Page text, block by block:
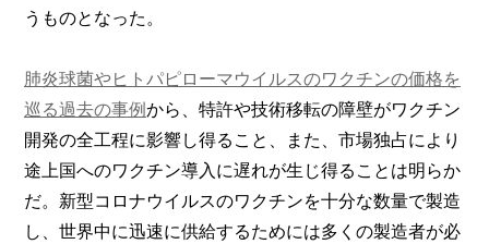
うものとなった。
肺炎球菌やヒトパピローマウイルスのワクチンの価格を
巡る過去の事例から、特許や技術移転の障壁がワクチン
開発の全工程に影響し得ること、また、市場独占により
途上国へのワクチン導入に遅れが生じ得ることは明らか
だ。新型コロナウイルスのワクチンを十分な数量で製造
し、世界中に迅速に供給するためには多くの製造者が必